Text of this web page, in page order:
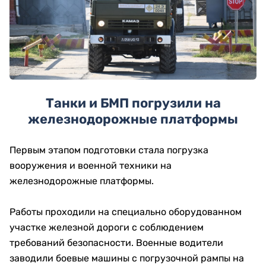
Танки и БМП погрузили на
железнодорожные платформы
Первым этапом подготовки стала погрузка
вооружения и военной техники на
железнодорожные платформы.
Работы проходили на специально оборудованном
участке железной дороги с соблюдением
требований безопасности. Военные водители
заводили боевые машины с погрузочной рампы на